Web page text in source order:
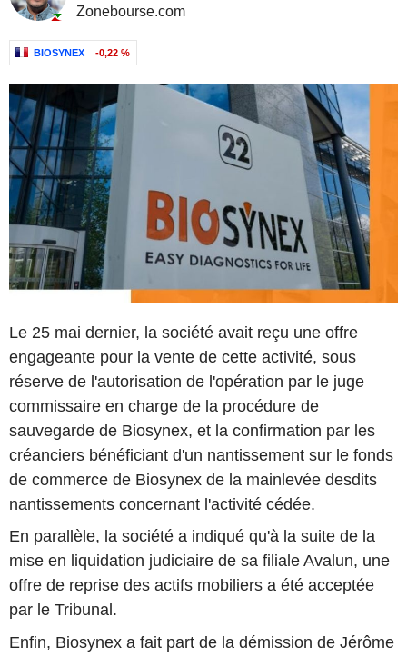
Zonebourse.com
BIOSYNEX -0,22 %
Le 25 mai dernier, la société avait reçu une offre
engageante pour la vente de cette activité, sous
réserve de l'autorisation de l'opération par le juge
commissaire en charge de la procédure de
sauvegarde de Biosynex, et la confirmation par les
créanciers bénéficiant d'un nantissement sur le fonds
de commerce de Biosynex de la mainlevée desdits
nantissements concernant l'activité cédée.
En parallèle, la société a indiqué qu'à la suite de la
mise en liquidation judiciaire de sa filiale Avalun, une
offre de reprise des actifs mobiliers a été acceptée
par le Tribunal.
Enfin, Biosynex a fait part de la démission de Jérôme